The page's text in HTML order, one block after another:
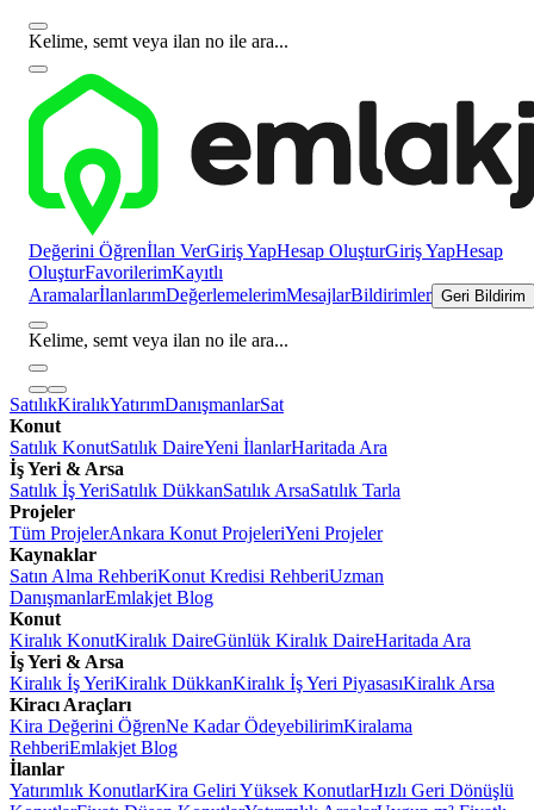
Kelime, semt veya ilan no ile ara...
Değerini Öğrenİlan VerGiriş YapHesap OluşturGiriş YapHesap
OluşturFavorilerimKayıtlı
AramalarİlanlarımDeğerlemelerimMesajlarBildirimler Geri Bildirim
Kelime, semt veya ilan no ile ara...
SatılıkKiralıkYatırımDanışmanlarSat
Konut
Satılık KonutSatılık DaireYeni İlanlarHaritada Ara
İş Yeri & Arsa
Satılık İş YeriSatılık DükkanSatılık ArsaSatılık Tarla
Projeler
Tüm ProjelerAnkara Konut ProjeleriYeni Projeler
Kaynaklar
Satın Alma RehberiKonut Kredisi RehberiUzman
DanışmanlarEmlakjet Blog
Konut
Kiralık KonutKiralık DaireGünlük Kiralık DaireHaritada Ara
İş Yeri & Arsa
Kiralık İş YeriKiralık DükkanKiralık İş Yeri PiyasasıKiralık Arsa
Kiracı Araçları
Kira Değerini ÖğrenNe Kadar ÖdeyebilirimKiralama
RehberiEmlakjet Blog
İlanlar
Yatırımlık KonutlarKira Geliri Yüksek KonutlarHızlı Geri Dönüşlü